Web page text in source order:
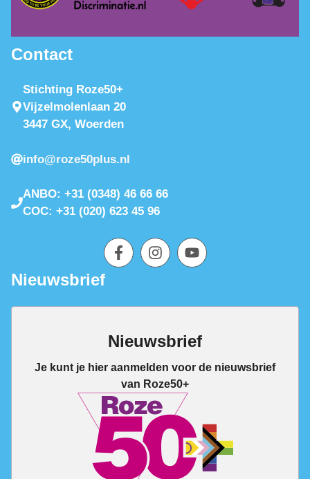
Contact
Stichting Roze50+
Vijzelmolenlaan 20
3447 GX, Woerden
info@roze50plus.nl
ANBO: +31 (0348) 46 66 66
COC: +31 (020) 623 45 96
Nieuwsbrief
Nieuwsbrief
Je kunt je hier aanmelden voor de nieuwsbrief
van Roze50+